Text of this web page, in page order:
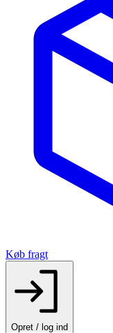
Køb fragt
Opret / log ind